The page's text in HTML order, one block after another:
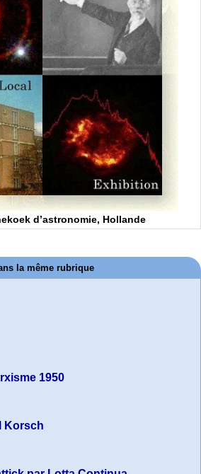
d’astronomie, Hollande
la même rubrique
1950
Korsch